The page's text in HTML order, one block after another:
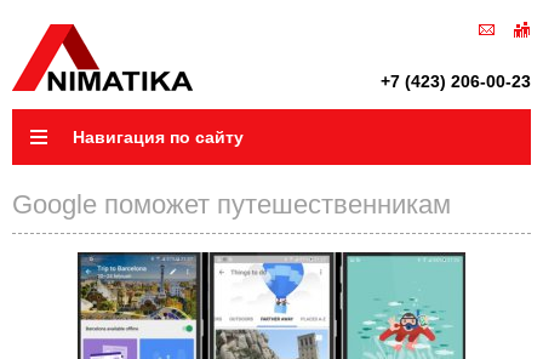
+7 (423) 206-00-23
Навигация по сайту
Google поможет путешественникам